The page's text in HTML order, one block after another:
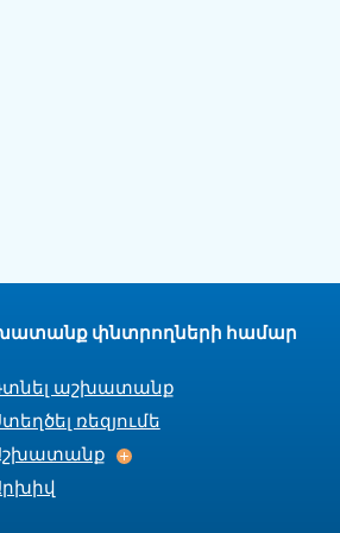
փնտրողների համար
աշխատանք
ռեզյումե
Աշխատանք